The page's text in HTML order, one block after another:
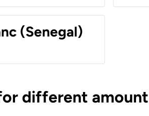
(Senegal)
different